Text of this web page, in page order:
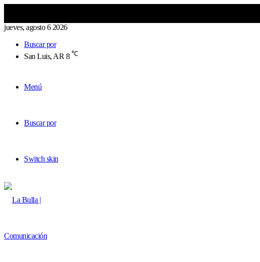
jueves, agosto 6 2026
Buscar por
San Luis, AR 8 ℃
Menú
Buscar por
Switch skin